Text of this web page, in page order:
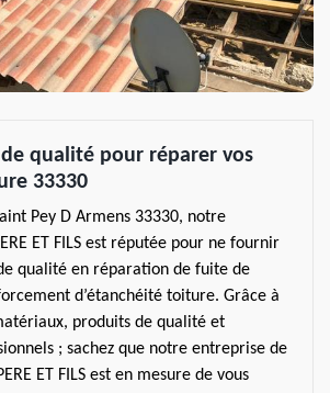
qualité pour réparer vos
33330
Pey D Armens 33330, notre
ET FILS est réputée pour ne fournir
qualité en réparation de fuite de
d’étanchéité toiture. Grâce à
produits de qualité et
; sachez que notre entreprise de
ET FILS est en mesure de vous